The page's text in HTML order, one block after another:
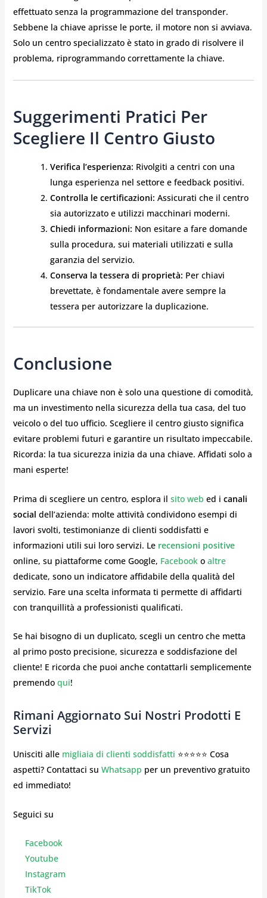
effettuato senza la programmazione del transponder.
Sebbene la chiave aprisse le porte, il motore non si avviava.
Solo un centro specializzato è stato in grado di risolvere il
problema, riprogrammando correttamente la chiave.
Suggerimenti Pratici Per
Scegliere Il Centro Giusto
Verifica l’esperienza: Rivolgiti a centri con una
lunga esperienza nel settore e feedback positivi.
Controlla le certificazioni: Assicurati che il centro
sia autorizzato e utilizzi macchinari moderni.
Chiedi informazioni: Non esitare a fare domande
sulla procedura, sui materiali utilizzati e sulla
garanzia del servizio.
Conserva la tessera di proprietà: Per chiavi
brevettate, è fondamentale avere sempre la
tessera per autorizzare la duplicazione.
Conclusione
Duplicare una chiave non è solo una questione di comodità,
ma un investimento nella sicurezza della tua casa, del tuo
veicolo o del tuo ufficio. Scegliere il centro giusto significa
evitare problemi futuri e garantire un risultato impeccabile.
Ricorda: la tua sicurezza inizia da una chiave. Affidati solo a
mani esperte!
Prima di scegliere un centro, esplora il sito web ed i canali
social dell’azienda: molte attività condividono esempi di
lavori svolti, testimonianze di clienti soddisfatti e
informazioni utili sui loro servizi. Le recensioni positive
online, su piattaforme come Google, Facebooko altre
dedicate, sono un indicatore affidabile della qualità del
servizio. Fare una scelta informata ti permette di affidarti
con tranquillità a professionisti qualificati.
Se hai bisogno di un duplicato, scegli un centro che metta
al primo posto precisione, sicurezza e soddisfazione del
cliente! E ricorda che puoi anche contattarli semplicemente
premendo qui!
Rimani Aggiornato Sui Nostri Prodotti E
Servizi
Unisciti alle migliaia di clienti soddisfatti ⭐⭐⭐⭐⭐ Cosa
aspetti? Contattaci su Whatsapp per un preventivo gratuito
ed immediato!
Seguici su
Facebook
Youtube
Instagram
TikTok